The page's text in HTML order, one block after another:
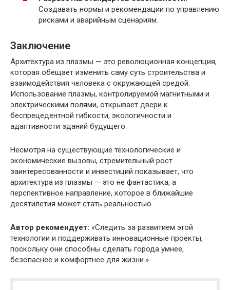
Создавать нормы и рекомендации по управлению
рисками и аварийным сценариям.
Заключение
Архитектура из плазмы — это революционная концепция,
которая обещает изменить саму суть строительства и
взаимодействия человека с окружающей средой.
Использование плазмы, контролируемой магнитными и
электрическими полями, открывает двери к
беспрецедентной гибкости, экологичности и
адаптивности зданий будущего.
Несмотря на существующие технологические и
экономические вызовы, стремительный рост
заинтересованности и инвестиций показывает, что
архитектура из плазмы — это не фантастика, а
перспективное направление, которое в ближайшие
десятилетия может стать реальностью.
Автор рекомендует: «Следить за развитием этой
технологии и поддерживать инновационные проекты,
поскольку они способны сделать города умнее,
безопаснее и комфортнее для жизни.»